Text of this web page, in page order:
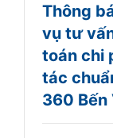
Thông
vụ tư
toán chi
tác
360 Bến